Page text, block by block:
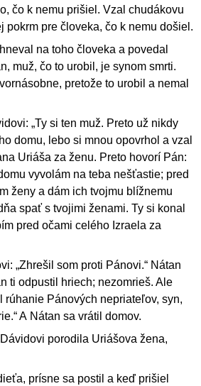
čo k nemu prišiel. Vzal chudákovu
pokrm pre človeka, čo k nemu došiel.
na toho človeka a povedal
muž, čo to urobil, je synom smrti.
pretože to urobil a nemal
„Ty si ten muž. Preto už nikdy
domu, lebo si mnou opovrhol a vzal
Uriáša za ženu. Preto hovorí Pán:
vyvolám na teba nešťastie; pred
ženy a dám ich tvojmu blížnemu
spať s tvojimi ženami. Ty si konal
pred očami celého Izraela za
„Zhrešil som proti Pánovi.“ Nátan
ti odpustil hriech; nezomrieš. Ale
rúhanie Pánových nepriateľov, syn,
A Nátan sa vrátil domov.
porodila Uriášova žena,
prísne sa postil a keď prišiel